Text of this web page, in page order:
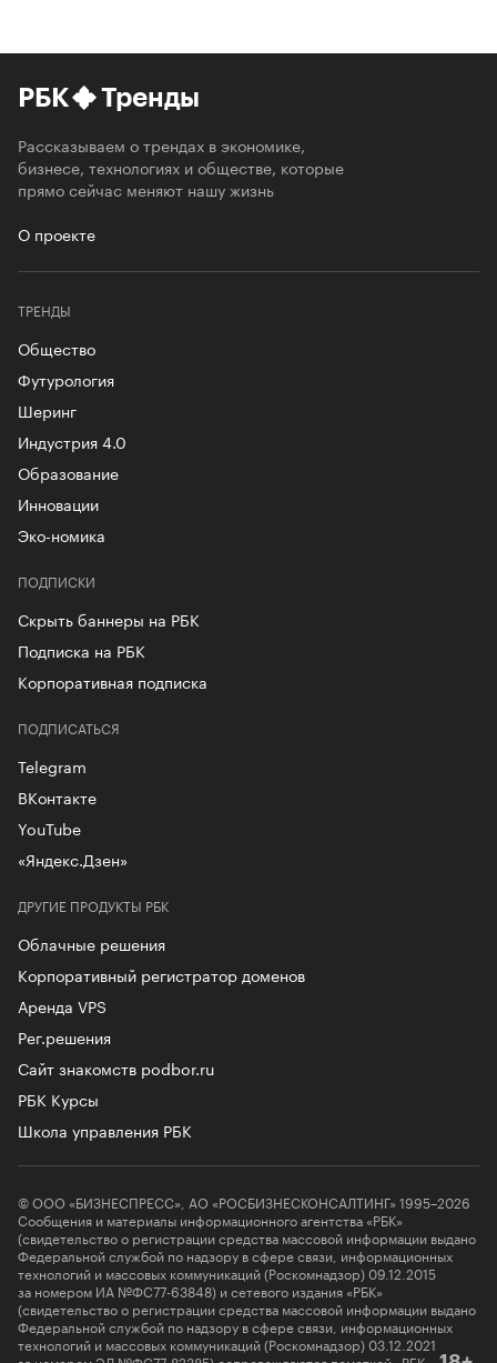
РБК Тренды
Рассказываем о трендах в экономике,
бизнесе, технологиях и обществе, которые
прямо сейчас меняют нашу жизнь
О проекте
ТРЕНДЫ
Общество
Футурология
Шеринг
Индустрия 4.0
Образование
Инновации
Эко-номика
ПОДПИСКИ
Скрыть баннеры на РБК
Подписка на РБК
Корпоративная подписка
ДРУГИЕ ПРОДУКТЫ РБК
Облачные решения
Корпоративный регистратор доменов
Аренда VPS
Рег.решения
Сайт знакомств podbor.ru
РБК Курсы
Школа управления РБК
ПОДПИСАТЬСЯ
Telegram
ВКонтакте
YouTube
«Яндекс.Дзен»
© ООО «БИЗНЕСПРЕСС», АО «РОСБИЗНЕСКОНСАЛТИНГ» 1995–2026
Сообщения и материалы информационного агентства «РБК»
(свидетельство о регистрации средства массовой информации выдано
Федеральной службой по надзору в сфере связи, информационных
технологий и массовых коммуникаций (Роскомнадзор) 09.12.2015
за номером ИА №ФС77-63848) и сетевого издания «РБК»
(свидетельство о регистрации средства массовой информации выдано
Федеральной службой по надзору в сфере связи, информационных
технологий и массовых коммуникаций (Роскомнадзор) 03.12.2021